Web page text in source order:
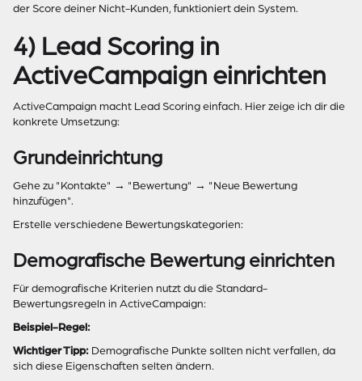
der Score deiner Nicht-Kunden, funktioniert dein System.
4) Lead Scoring in
ActiveCampaign einrichten
ActiveCampaign macht Lead Scoring einfach. Hier zeige ich dir die
konkrete Umsetzung:
Grundeinrichtung
Gehe zu "Kontakte" → "Bewertung" → "Neue Bewertung
hinzufügen".
Erstelle verschiedene Bewertungskategorien:
Demografische Bewertung einrichten
Für demografische Kriterien nutzt du die Standard-
Bewertungsregeln in ActiveCampaign:
Beispiel-Regel:
Wichtiger Tipp: Demografische Punkte sollten nicht verfallen, da
sich diese Eigenschaften selten ändern.